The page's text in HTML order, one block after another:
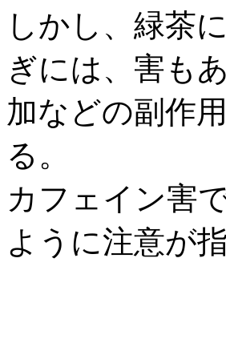
しかし、緑茶
ぎには、害も
加などの副作
る。
カフェイン害
ように注意が